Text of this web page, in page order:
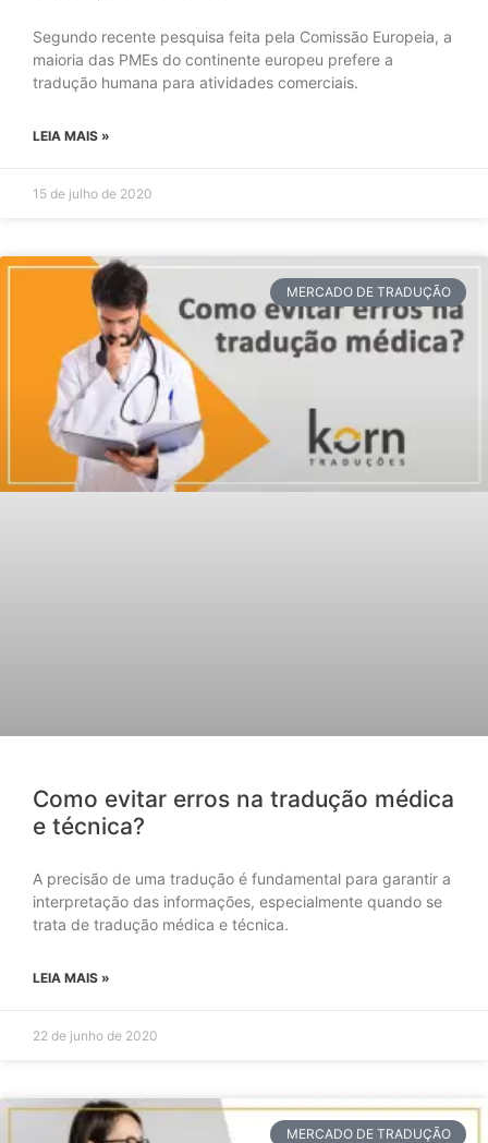
Segundo recente pesquisa feita pela Comissão Europeia, a
maioria das PMEs do continente europeu prefere a
tradução humana para atividades comerciais.
LEIA MAIS »
15 de julho de 2020
MERCADO DE TRADUÇÃO
Como evitar erros na tradução médica
e técnica?
A precisão de uma tradução é fundamental para garantir a
interpretação das informações, especialmente quando se
trata de tradução médica e técnica.
LEIA MAIS »
22 de junho de 2020
MERCADO DE TRADUÇÃO